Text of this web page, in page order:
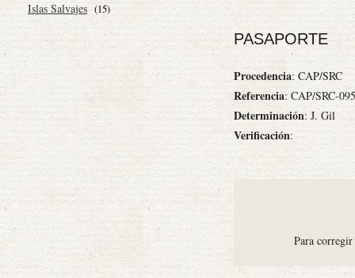
Islas Salvajes (15)
PASAPORTE
Procedencia: CAP/SRC
Referencia: CAP/SRC-095
Determinación: J. Gil
Verificación:
Para